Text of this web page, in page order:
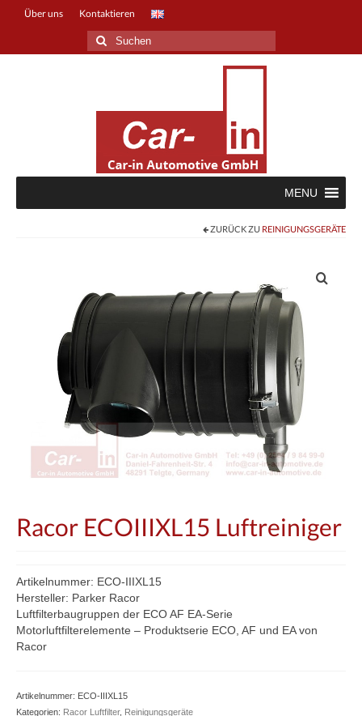
Über uns Kontaktieren
Suche
nach:
MENU
ZURÜCK ZU REINIGUNGSGERÄTE
Racor ECOIIIXL15 Luftreiniger
Artikelnummer: ECO-IIIXL15
Hersteller: Parker Racor
Luftfilterbaugruppen der ECO AF EA-Serie
Motorluftfilterelemente – Produktserie ECO, AF und EA von
Racor
Artikelnummer: ECO-IIIXL15
Kategorien: Racor Luftfilter, Reinigungsgeräte